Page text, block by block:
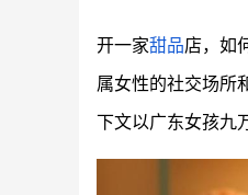
开一家甜品店，如
属女性的社交场所
下文以广东女孩九